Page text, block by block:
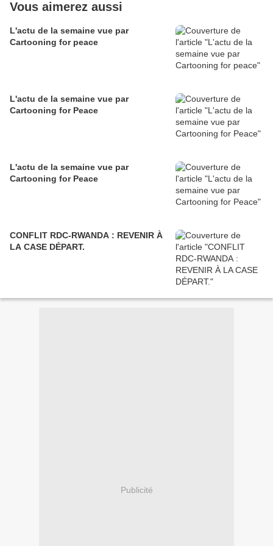
Vous aimerez aussi
L'actu de la semaine vue par
Cartooning for peace
L'actu de la semaine vue par
Cartooning for Peace
L'actu de la semaine vue par
Cartooning for Peace
CONFLIT RDC-RWANDA : REVENIR À
LA CASE DÉPART.
Publicité